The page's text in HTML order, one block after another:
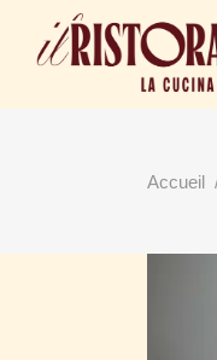
Accueil